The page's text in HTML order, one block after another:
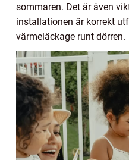
sommaren. Det är även
installationen är korrekt
värmeläckage runt dörren.